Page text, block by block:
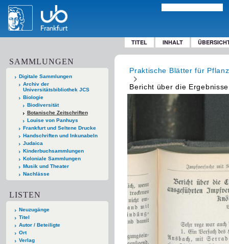
TITEL INHALT
SAMMLUNGEN
Digitale Sammlungen
Archiv der
Universitätsbibliothek JCS
Biologie
Biodiversität
Botanische Zeitschriften
Louise von Panhuys
Frankfurt und Seltene Drucke
Handschriften und Inkunabeln
Judaica
Kinderbuchsammlungen
Koloniale Sammlungen
Musik und Theater
Nachlässe
LISTEN
Neuzugänge
Titel
Autor / Beteiligte
Ort
Verlag
Praktische Blätter für
Bericht über die